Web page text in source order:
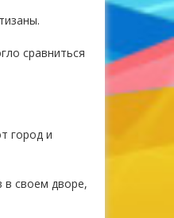
сравниться
город и
в своем дворе,